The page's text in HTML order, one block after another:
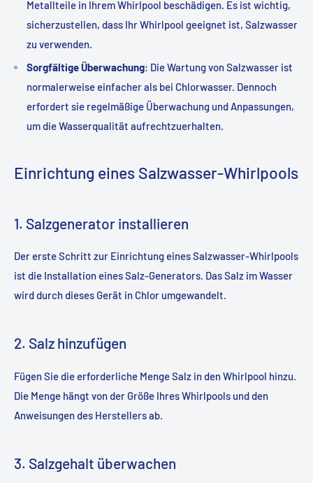
Metallteile in Ihrem Whirlpool beschädigen. Es ist wichtig,
sicherzustellen, dass Ihr Whirlpool geeignet ist, Salzwasser
zu verwenden.
Sorgfältige Überwachung: Die Wartung von Salzwasser ist
normalerweise einfacher als bei Chlorwasser. Dennoch
erfordert sie regelmäßige Überwachung und Anpassungen,
um die Wasserqualität aufrechtzuerhalten.
Einrichtung eines Salzwasser-Whirlpools
1. Salzgenerator installieren
Der erste Schritt zur Einrichtung eines Salzwasser-Whirlpools
ist die Installation eines Salz-Generators. Das Salz im Wasser
wird durch dieses Gerät in Chlor umgewandelt.
2. Salz hinzufügen
Fügen Sie die erforderliche Menge Salz in den Whirlpool hinzu.
Die Menge hängt von der Größe Ihres Whirlpools und den
Anweisungen des Herstellers ab.
3. Salzgehalt überwachen